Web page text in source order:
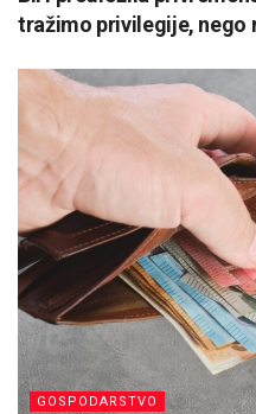
tražimo privilegije, nego
GOSPODARSTVO